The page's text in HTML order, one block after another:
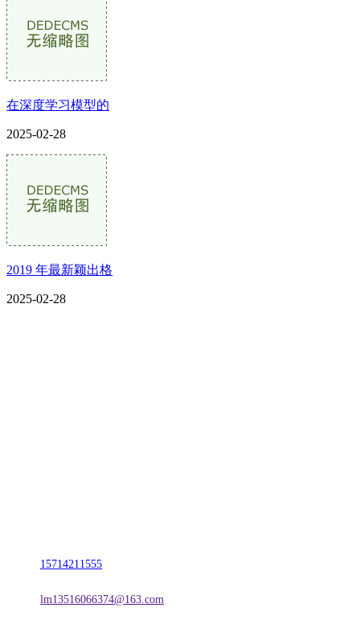
在深度学习模型的
2025-02-28
2019 年最新颖出格
2025-02-28
15714211555
lm13516066374@163.com